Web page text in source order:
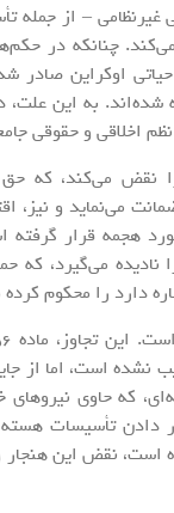
غیرنظامی – از جمله
اوکراین صادر
به این علت،
اخلاقی و حقوقی
نقض می‌کند، که حق
می‌نماید و نیز،
هجمه قرار گرفته
متحد را نادیده
دارد را محکوم
نشده است، اما از
که حاوی
دادن تأسیسات
است، نقض این